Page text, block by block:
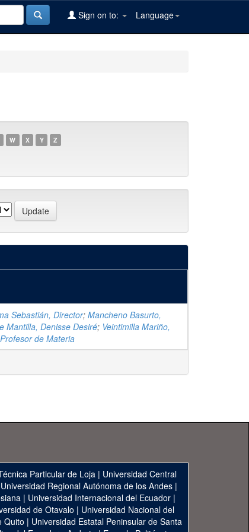
Language
Sign on to:
W X Y Z
Sebastián, Director; Mancheno Basurto,
Mantilla, Denisse Desiré; Veintimilla Mariño,
de Materia
Particular de Loja | Universidad Central
Universidad Regional Autónoma de los Andes|
| Universidad Internacional del Ecuador|
de Otavalo | Universidad Nacional del
Quito | Universidad Estatal Peninsular de Santa